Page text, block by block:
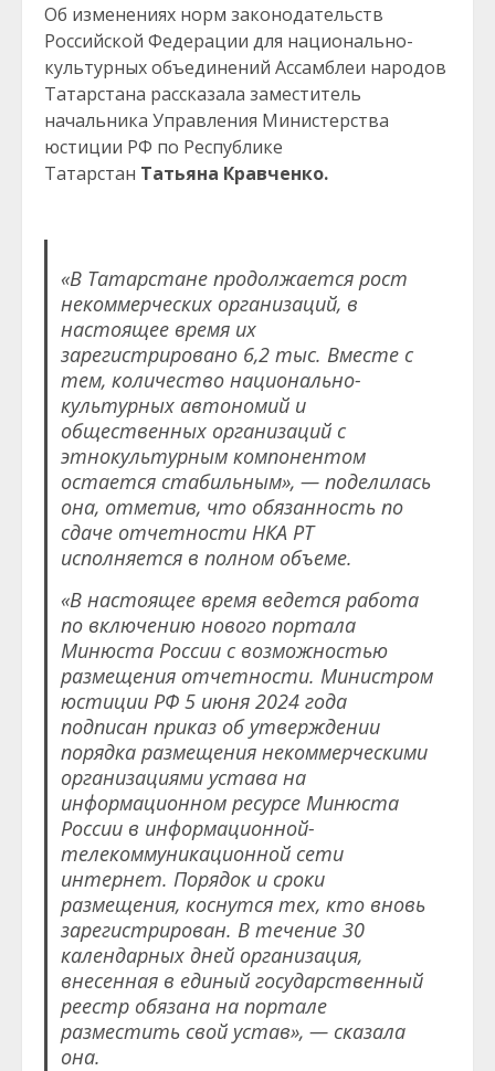
Об изменениях норм законодательств
Российской Федерации для национально-
культурных объединений Ассамблеи народов
Татарстана рассказала заместитель
начальника Управления Министерства
юстиции РФ по Республике
Татарстан Татьяна Кравченко.
«В Татарстане продолжается рост
некоммерческих организаций, в
настоящее время их
зарегистрировано 6,2 тыс. Вместе с
тем, количество национально-
культурных автономий и
общественных организаций с
этнокультурным компонентом
остается стабильным», — поделилась
она, отметив, что обязанность по
сдаче отчетности НКА РТ
исполняется в полном объеме.
«В настоящее время ведется работа
по включению нового портала
Минюста России с возможностью
размещения отчетности. Министром
юстиции РФ 5 июня 2024 года
подписан приказ об утверждении
порядка размещения некоммерческими
организациями устава на
информационном ресурсе Минюста
России в информационной-
телекоммуникационной сети
интернет. Порядок и сроки
размещения, коснутся тех, кто вновь
зарегистрирован. В течение 30
календарных дней организация,
внесенная в единый государственный
реестр обязана на портале
разместить свой устав», — сказала
она.